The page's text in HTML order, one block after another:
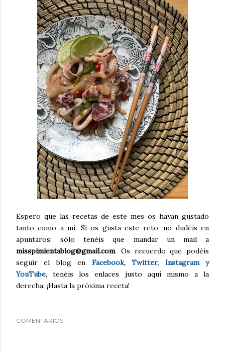
Espero que las recetas de este mes os hayan gustado
tanto como a mi. Si os gusta este reto, no dudéis en
apuntaros: sólo tenéis que mandar un mail a
misspimientablog@gmail.com. Os recuerdo que podéis
seguir el blog en Facebook, Twitter, Instagram y
YouTube, tenéis los enlaces justo aquí mismo a la
derecha. ¡Hasta la próxima receta!
COMENTARIOS